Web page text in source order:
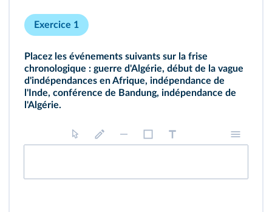
Exercice 1
Placez les événements suivants sur la frise
chronologique : guerre d'Algérie, début de la vague
d'indépendances en Afrique, indépendance de
l'Inde, conférence de Bandung, indépendance de
l'Algérie.